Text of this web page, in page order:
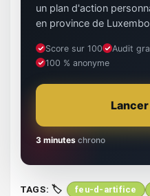
un plan d'action
en province de
Score sur 100
Audit
100 % anonyme
3 minutes chrono
TAGS: feu-d-artifice